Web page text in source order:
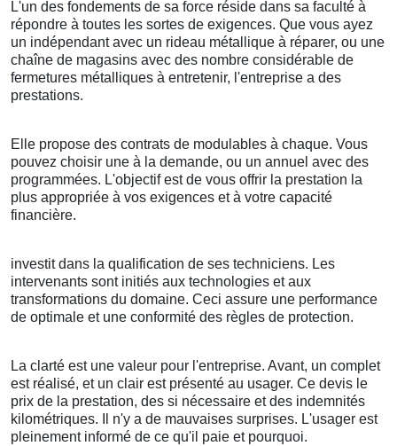
L'un des fondements de sa force réside dans sa faculté à
répondre à toutes les sortes de exigences. Que vous ayez
un indépendant avec un rideau métallique à réparer, ou une
chaîne de magasins avec des nombre considérable de
fermetures métalliques à entretenir, l'entreprise a des
prestations.
Elle propose des contrats de modulables à chaque. Vous
pouvez choisir une à la demande, ou un annuel avec des
programmées. L'objectif est de vous offrir la prestation la
plus appropriée à vos exigences et à votre capacité
financière.
investit dans la qualification de ses techniciens. Les
intervenants sont initiés aux technologies et aux
transformations du domaine. Ceci assure une performance
de optimale et une conformité des règles de protection.
La clarté est une valeur pour l'entreprise. Avant, un complet
est réalisé, et un clair est présenté au usager. Ce devis le
prix de la prestation, des si nécessaire et des indemnités
kilométriques. Il n'y a de mauvaises surprises. L'usager est
pleinement informé de ce qu'il paie et pourquoi.